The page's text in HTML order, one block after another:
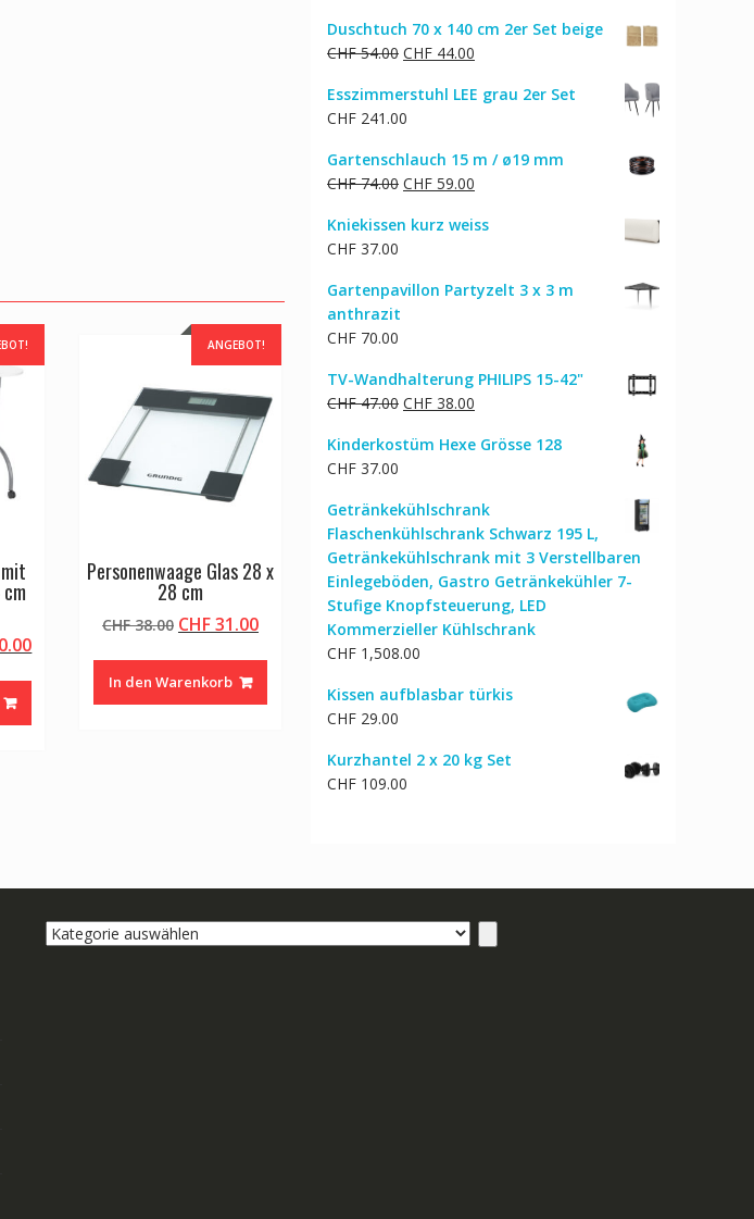
Aktueller
ANGEBOT!
Personenwaage Glas 28 x
28 cm
CHF38.00 Ursprünglicher
war:
CHF 38.00
CHF31.00Aktueller
CHF 31.00.
In den Warenkorb
Duschtuch 70 x 140 cm 2er Set beige
CHF54.00 Ursprünglicher
war:
CHF 54.00
CHF 44.00
ist:
Esszimmerstuhl LEE grau 2er Set
CHF 241.00
Gartenschlauch 15 m / ø19 mm
CHF74.00 Ursprünglicher
war:
CHF 59.00
ist:
Kniekissen kurz weiss
CHF 37.00
Gartenpavillon Partyzelt 3 x 3 m
anthrazit
CHF 70.00
TV-Wandhalterung PHILIPS 15-42"
CHF47.00 Ursprünglicher
war:
CHF 38.00
ist:
Kinderkostüm Hexe Grösse 128
CHF 37.00
Getränkekühlschrank
Flaschenkühlschrank Schwarz 195 L,
Getränkekühlschrank mit 3 Verstellbaren
Einlegeböden, Gastro Getränkekühler 7-
Stufige Knopfsteuerung, LED
Kommerzieller Kühlschrank
CHF 1,508.00
Kissen aufblasbar türkis
CHF 29.00
Kurzhantel 2 x 20 kg Set
CHF 109.00
Kategorie